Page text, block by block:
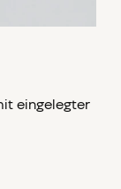
eingelegter